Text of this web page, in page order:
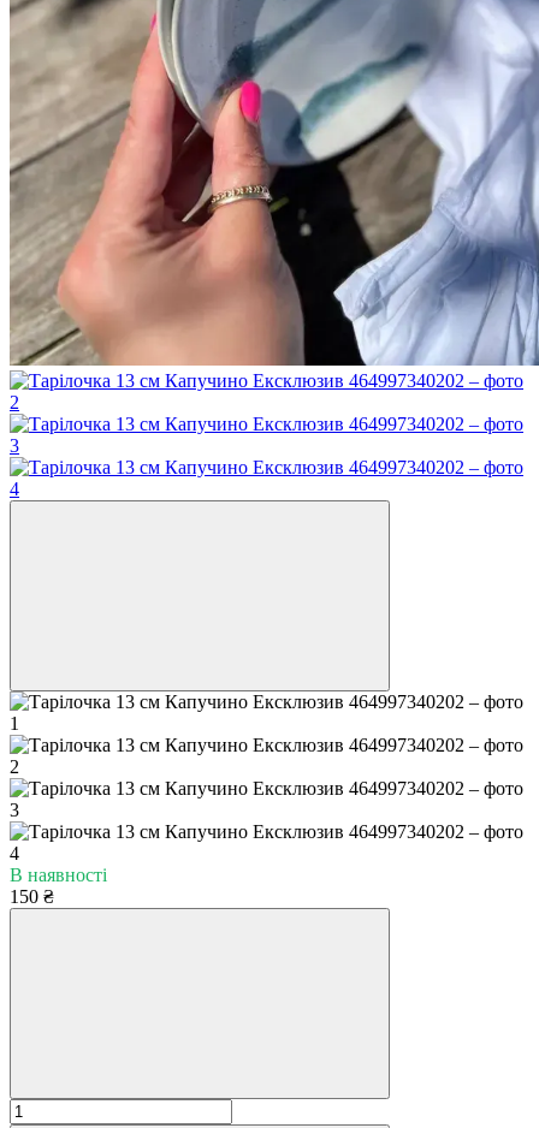
В наявності
150 ₴